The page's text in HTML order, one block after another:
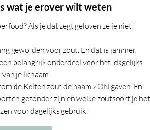
wat je erover wilt weten
Als jedat zegt geloven ze je niet!
geworden voor zout. En dat is jammer
belangrijk onderdeel voor het dagelijks
je lichaam.
de Kelten zout de naam ZON gaven. En
gezonder zijn en welke zoutsoort je het
voor dagelijks gebruik.